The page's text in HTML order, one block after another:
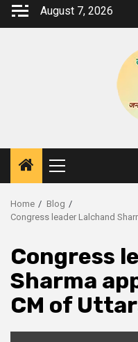
Skip
August 7, 2026
Primary
Menu
Home
Blog
Congress leader Lalchand
Congress
Sharma
CM of